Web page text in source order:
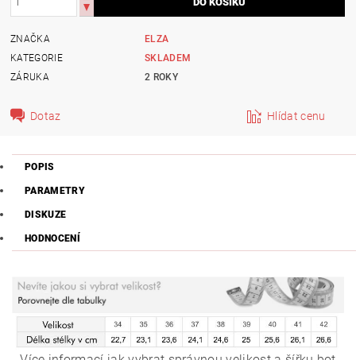
ZNAČKA
ELZA
KATEGORIE
SKLADEM
ZÁRUKA
2 ROKY
Dotaz Hlídat cenu
POPIS
PARAMETRY
DISKUZE
HODNOCENÍ